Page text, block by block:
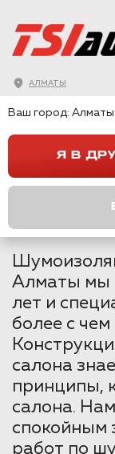
АЛМАТЫ
ШУМОИЗОЛЯЦИЯ
Алматы мы
лет и
более с
салона
принципы,
салона.
спокойным
работ по
Ваш город: Алматы
Я В